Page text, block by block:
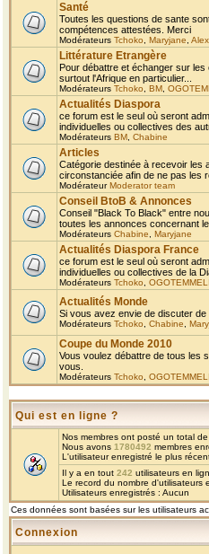
Santé
Toutes les questions de sante
compétences attestées. Merci
Modérateurs Tchoko Maryjane Alex
Littérature Etrangère
Pour débattre et échanger sur
surtout l'Afrique en particulier...
Modérateurs Tchoko BM
Actualités Diaspora
ce forum est le seul où seront
individuelles ou collectives des
Modérateurs BM Chabine
Articles
Catégorie destinée à recevoir les
circonstanciée afin de ne pas les
ModérateurModerator team
Conseil BtoB & Annonces
Conseil "Black To Black" entre
toutes les annonces concernant
Modérateurs Chabine Maryjane
Actualités Diaspora France
ce forum est le seul où seront
individuelles ou collectives de la
Modérateurs Tchoko OGOTEMMELI
Actualités Monde
Si vous avez envie de discuter de
Modérateurs Tchoko Chabine
Coupe du Monde 2010
Vous voulez débattre de tous les
vous.
Modérateurs Tchoko OGOTEMMELI
Qui est en ligne ?
Nos membres ont posté un total de
Nous avons 1780492 membres
L'utilisateur enregistré le plus
Il y a en tout 242 utilisateurs en
Le record du nombre d'utilisateurs
Utilisateurs enregistrés : Aucun
Ces données sont basées sur les utilisateurs
Connexion